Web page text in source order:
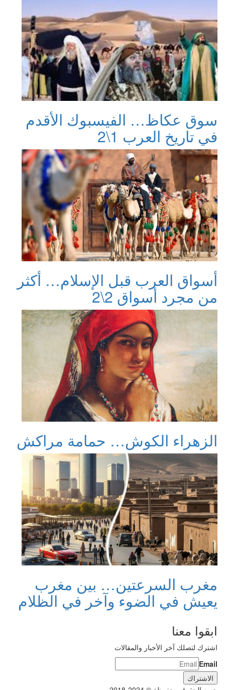
سوق عكاظ… الفيسبوك الأقدم
في تاريخ العرب 1\2
أسواق العرب قبل الإسلام… أكثر
من مجرد أسواق 2\2
الزهراء الكوش… حمامة مراكش
مغرب السرعتين… بين مغرب
يعيش في الضوء وآخر في الظلام
ابقوا معنا
اشترك لتصلك آخر الأخبار والمقالات
Email